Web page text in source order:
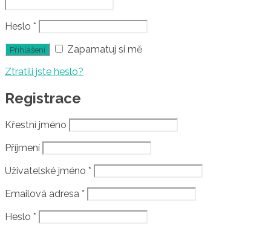
Heslo *
Zapamatuj si mě
Ztratili jste heslo?
Registrace
Křestní jméno
Příjmení
Uživatelské jméno *
Emailová adresa *
Heslo *